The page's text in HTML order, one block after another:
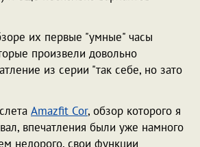
их первые "умные" часы
произвели довольно
из серии "так себе, но зато
Amazfit Cor, обзор которого я
впечатления были уже намного
недорого, свои функции